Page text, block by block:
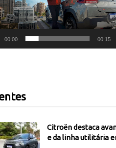
00:00 00:15
Citroën destaca
e da linha utilitária